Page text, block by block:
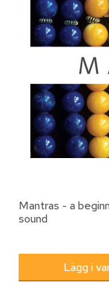
Mantras - a
sound